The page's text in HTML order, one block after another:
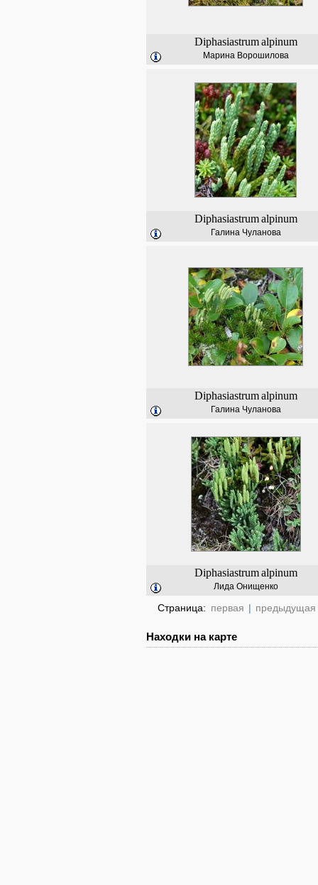
Diphasiastrum alpinum
Марина Ворошилова
Diphasiastrum alpinum
Галина Чуланова
Diphasiastrum alpinum
Галина Чуланова
Diphasiastrum alpinum
Лида Онищенко
Страница: первая | предыдущая
Находки на карте